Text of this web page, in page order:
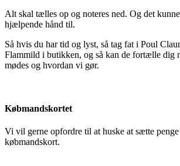
Alt skal tælles op og noteres ned. Og det
hjælpende hånd til.
Så hvis du har tid og lyst, så tag fat i Poul
Flammild i butikken, og så kan de fortælle dig
mødes og hvordan vi gør.
Købmandskortet
Vi vil gerne opfordre til at huske at sætte
købmandskort.